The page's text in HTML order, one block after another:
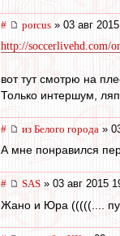
# porcus » 03 авг
http://soccerlivehd.com/
вот тут смотрю на
Только интершум,
# из Белого города »
А мне понравился
# SAS » 03 авг 2015
Жано и Юра (((((....